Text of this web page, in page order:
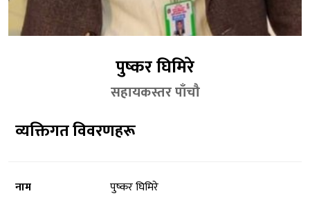
पुष्कर घिमिरे
सहायकस्तर पाँचौ
व्यक्तिगत विवरणहरू
नाम पुष्कर घिमिरे